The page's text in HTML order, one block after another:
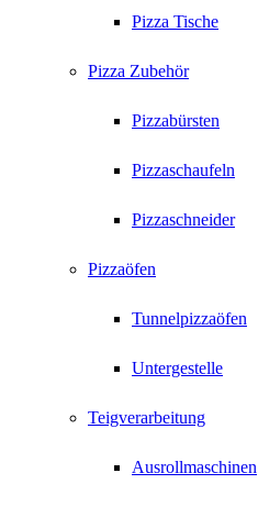
Pizza Tische
Pizza Zubehör
Pizzabürsten
Pizzaschaufeln
Pizzaschneider
Pizzaöfen
Tunnelpizzaöfen
Untergestelle
Teigverarbeitung
Ausrollmaschinen